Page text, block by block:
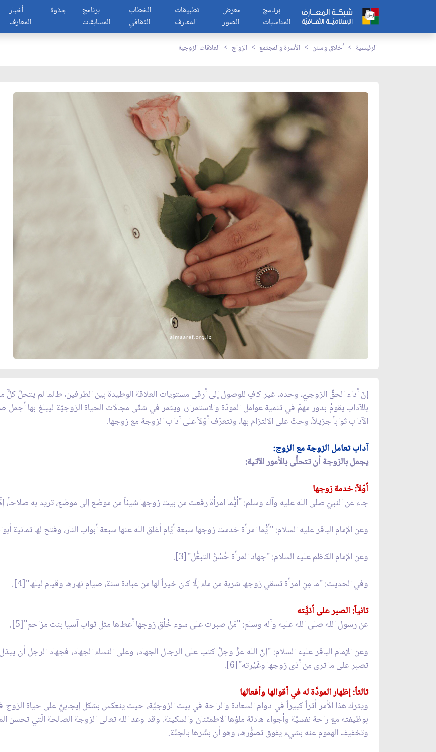
أخبار
المعارف
جذوة
برنامج
المسابقات
الخطاب
الثقافي
تطبيقات
المعارف
معرض
الصور
برنامج
المناسبات
الرئيسية أخلاق وسنن الأسرة والمجتمع الزواج العلاقات الزوجية
إنّ أداء الحقِّ الزوجيّ، وحده، غير كافٍ للوصول إلى أرقى مستويات العلاقة الوطيدة بين الطرفين، طالما لم يتحلّ كلٌّ
بالآداب يقومُ بدور مهمّ في تنمية عوامل المودّة والاستمرار، ويثمر في شتّى مجالات الحياة الزوجيّة ليبلغ بها
الآداب ثواباً جزيلاً، وحثّ على الالتزام بها، ونتعرّف أوّلاً على آداب الزوجة مع زوجها.
آداب تعامل الزوجة مع الزوج:
يجمل بالزوجة أن تتحلَّى بالأمور الآتية:
أوّلاً: خدمة زوجها
جاء عن النبيّ صلى الله عليه وآله وسلم: "أيُّما امرأة رفعت من بيت زوجها شيئاً من موضع إلى موضع، تريد به صلاحاً، إلّا
وعن الإمام الباقر عليه السلام: "أيُّما امرأة خدمت زوجها سبعة أيّام أغلق الله عنها سبعة أبواب النار، وفتح لها ثمانية
وعن الإمام الكاظم عليه السلام: "جهاد المرأة حُسْنُ التبعُّل"[3].
وفي الحديث: "ما مِنِ امرأة تسقي زوجها شربة من ماء إلّا كان خيراً لها من عبادة سنة، صيام نهارها وقيام ليلها"[4].
ثانياً: الصبر على أذيَّته‏
عن رسول الله صلى الله عليه وآله وسلم: "مَنْ صبرت على سوء خُلُق زوجها أعطاها مثل ثواب آسيا بنت مزاحم"[5].
وعن الإمام الباقر عليه السلام: "إنّ الله عزَّ وجلَّ كتب على الرجال الجهاد، وعلى النساء الجهاد، فجهاد الرجل أن
تصبر على ما ترى من أذى زوجها وغَيْرته"[6].
ثالثاً: إظهار المودَّة له في أقوالها وأفعالها
ويترك هذا الأمر أثراً كبيراً في دوام السعادة والراحة في بيت الزوجيَّة، حيث ينعكس بشكل إيجابيٍّ على حياة
بوظيفته مع راحة نفسيَّة وأجواء هادئة ملؤها الاطمئنان والسكينة. وقد وعد الله تعالى الزوجة الصالحة الّتي تحسن
وتخفيف الهموم عنه بشيء يفوق تصوُّرها، وهو أن بشّرها بالجنّة.